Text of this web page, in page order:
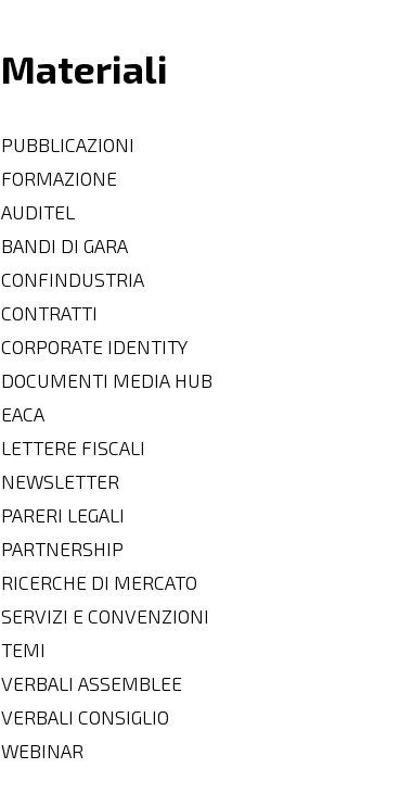
Materiali
PUBBLICAZIONI
FORMAZIONE
AUDITEL
BANDI DI GARA
CONFINDUSTRIA
CONTRATTI
CORPORATE IDENTITY
DOCUMENTI MEDIA HUB
EACA
LETTERE FISCALI
NEWSLETTER
PARERI LEGALI
PARTNERSHIP
RICERCHE DI MERCATO
SERVIZI E CONVENZIONI
TEMI
VERBALI ASSEMBLEE
VERBALI CONSIGLIO
WEBINAR